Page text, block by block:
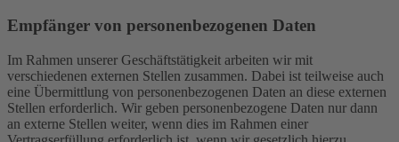
Empfänger von personenbezogenen Daten
Im Rahmen unserer Geschäftstätigkeit arbeiten wir mit
verschiedenen externen Stellen zusammen. Dabei ist teilweise auch
eine Übermittlung von personenbezogenen Daten an diese externen
Stellen erforderlich. Wir geben personenbezogene Daten nur dann
an externe Stellen weiter, wenn dies im Rahmen einer